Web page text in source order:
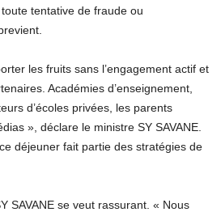
tentative de fraude ou
les fruits sans l’engagement actif et
Académies d’enseignement,
d’écoles privées, les parents
», déclare le ministre SY SAVANE.
déjeuner fait partie des stratégies de
SAVANE se veut rassurant. « Nous